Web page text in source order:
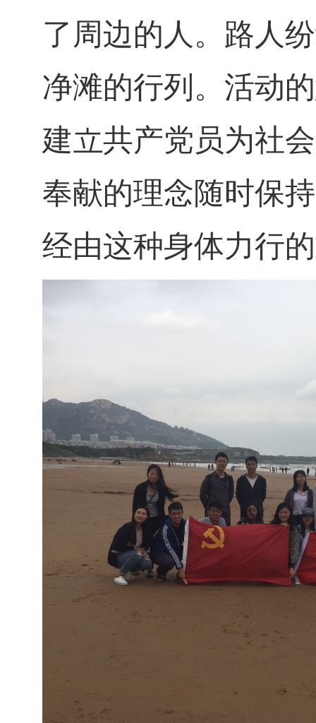
了周边的人。路人
净滩的行列。活动
建立共产党员为社
奉献的理念随时保
经由这种身体力行